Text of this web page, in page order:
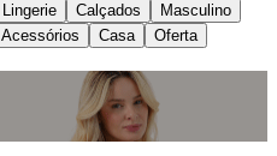
Lingerie Calçados
Masculino
Acessórios Casa Oferta